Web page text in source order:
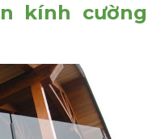
kính cường